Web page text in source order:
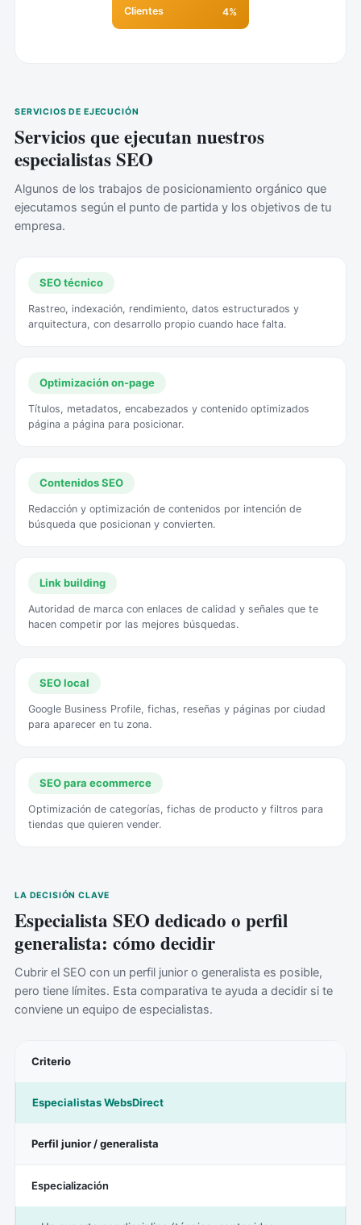
Clientes 4%
SERVICIOS DE EJECUCIÓN
Servicios que ejecutan nuestros
especialistas SEO
Algunos de los trabajos de posicionamiento orgánico que
ejecutamos según el punto de partida y los objetivos de tu
empresa.
SEO técnico
Rastreo, indexación, rendimiento, datos estructurados y
arquitectura, con desarrollo propio cuando hace falta.
Optimización on-page
Títulos, metadatos, encabezados y contenido optimizados
página a página para posicionar.
Contenidos SEO
Redacción y optimización de contenidos por intención de
búsqueda que posicionan y convierten.
Link building
Autoridad de marca con enlaces de calidad y señales que te
hacen competir por las mejores búsquedas.
SEO local
Google Business Profile, fichas, reseñas y páginas por ciudad
para aparecer en tu zona.
SEO para ecommerce
Optimización de categorías, fichas de producto y filtros para
tiendas que quieren vender.
LA DECISIÓN CLAVE
Especialista SEO dedicado o perfil
generalista: cómo decidir
Cubrir el SEO con un perfil junior o generalista es posible,
pero tiene límites. Esta comparativa te ayuda a decidir si te
conviene un equipo de especialistas.
Criterio
Especialistas WebsDirect
Perfil junior / generalista
Especialización